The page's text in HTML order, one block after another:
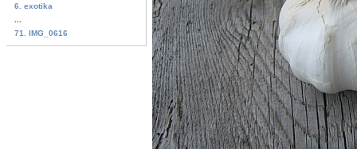
6. exotika
71. IMG_0616